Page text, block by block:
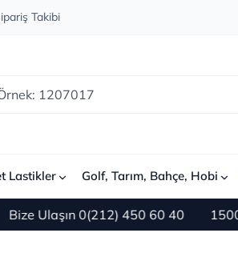
Takibi
Lastikler Golf, Tarım, Bahçe, Hobi
0(212) 450 60 40 1500 TL ve